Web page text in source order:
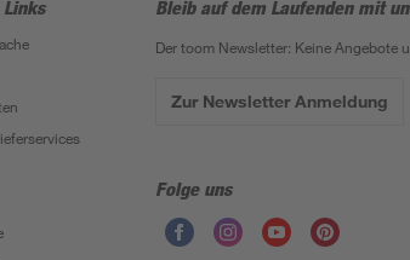
Bleib auf dem Laufenden mit
Der toom Newsletter: Keine Angebote
Zur Newsletter Anmeldung
Folge uns